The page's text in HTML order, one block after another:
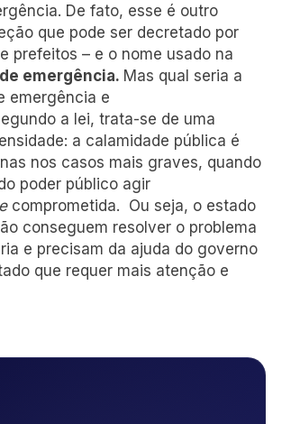
De fato, esse é outro
que pode ser decretado por
prefeitos – e o nome usado na
emergência. Mas qual seria a
emergência e
a lei, trata-se de uma
a calamidade pública é
nos casos mais graves, quando
poder público agir
comprometida. Ou seja, o estado
conseguem resolver o problema
e precisam da ajuda do governo
que requer mais atenção e